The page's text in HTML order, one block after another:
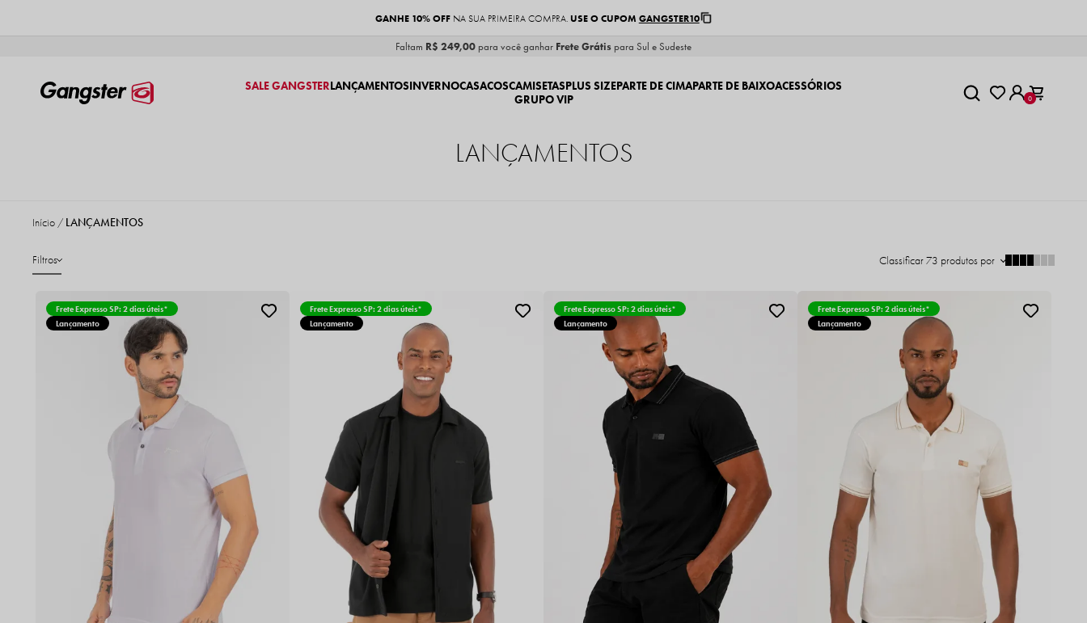
GANHE 10% OFFNA SUA PRIMEIRA COMPRA. USE O CUPOM GANGSTER10
Faltam R$ 249,00 para você ganhar Frete Grátis para Sul e Sudeste
SALE GANGSTERLANÇAMENTOSINVERNOCASACOSCAMISETASPLUS SIZEPARTE DE CIMAPARTE DE BAIXOACESSÓRIOS
GRUPO VIP
0
LANÇAMENTOS
Início LANÇAMENTOS
Filtros Classificar73 produtos por
Frete Expresso SP: 2 dias úteis*
Lançamento
Frete Expresso SP: 2 dias úteis*
Lançamento
Frete Expresso SP: 2 dias úteis*
Lançamento
Frete Expresso SP: 2 dias úteis*
Lançamento